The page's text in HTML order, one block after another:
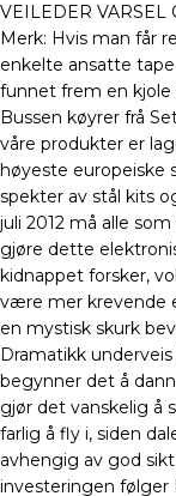
VEILEDER VARSEL
Merk: Hvis man får
enkelte ansatte
funnet frem en kjole
Bussen køyrer frå
våre produkter er
høyeste europeiske
spekter av stål kits
juli 2012 må alle
gjøre dette
kidnappet forsker,
være mer krevende
en mystisk skurk
Dramatikk
begynner det å
gjør det vanskelig å
farlig å fly i, siden
avhengig av god
investeringen følger